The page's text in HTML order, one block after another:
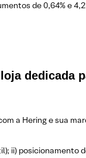
de 0,64% e
dedicada
a Hering e sua
ii) posicionamento